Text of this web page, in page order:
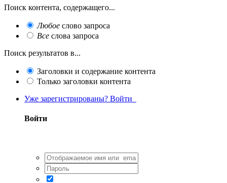
Поиск контента, содержащего...
Любое слово запроса
Все слова запроса
Поиск результатов в...
Заголовки и содержание контента
Только заголовки контента
Уже зарегистрированы? Войти
Войти